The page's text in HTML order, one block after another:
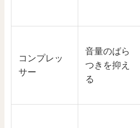
コンプレッ
サー
音量のばら
つきを抑え
る